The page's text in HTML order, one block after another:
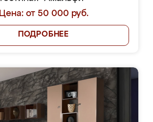
Цена: от 50 000 руб.
ПОДРОБНЕЕ